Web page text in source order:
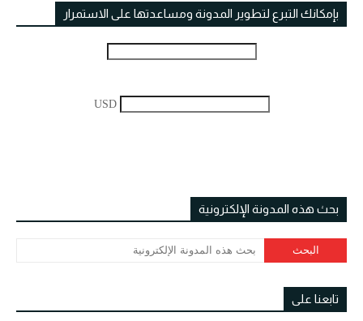
بإمكانك التبرع لتطوير المدونة ومساعدتها على الاستمرار
USD
بحث هذه المدونة الإلكترونية
تابعنا على